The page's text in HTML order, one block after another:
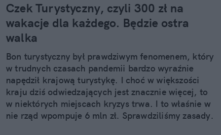
Czek Turystyczny, czyli 300 zł na
wakacje dla każdego. Będzie ostra
walka
Bon turystyczny był prawdziwym fenomenem, który
w trudnych czasach pandemii bardzo wyraźnie
napędził krajową turystykę. I choć w większości
kraju dziś odwiedzających jest znacznie więcej, to
w niektórych miejscach kryzys trwa. I to właśnie w
nie rząd wpompuje 6 mln zł. Sprawdziliśmy zasady.